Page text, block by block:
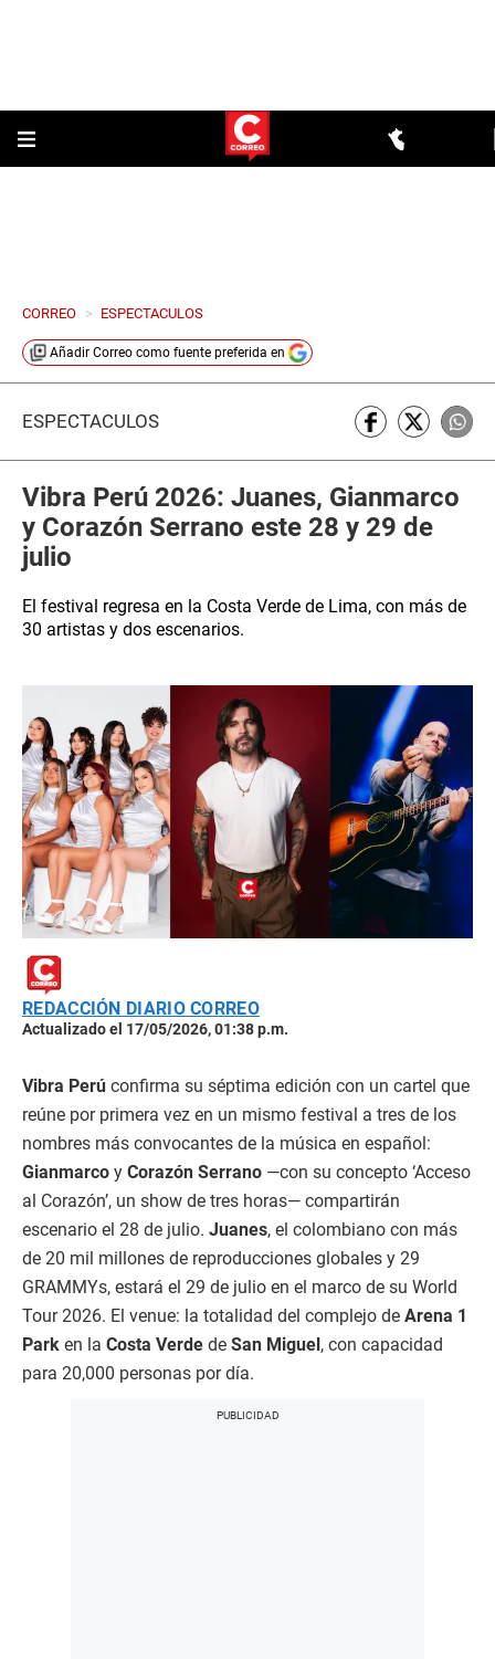
CORREO > ESPECTACULOS
Añadir Correo como fuente preferida en
ESPECTÁCULOS
Vibra Perú 2026: Juanes, Gianmarco
y Corazón Serrano este 28 y 29 de
julio
El festival regresa en la Costa Verde de Lima, con más de
30 artistas y dos escenarios.
REDACCIÓN DIARIO CORREO
Actualizado el 17/05/2026, 01:38 p.m.
Vibra Perú confirma su séptima edición con un cartel que
reúne por primera vez en un mismo festival a tres de los
nombres más convocantes de la música en español:
Gianmarco y Corazón Serrano —con su concepto ‘Acceso
al Corazón’, un show de tres horas— compartirán
escenario el 28 de julio. Juanes, el colombiano con más
de 20 mil millones de reproducciones globales y 29
GRAMMYs, estará el 29 de julio en el marco de su World
Tour 2026. El venue: la totalidad del complejo de Arena 1
Park en la Costa Verde de San Miguel , con capacidad
para 20,000 personas por día.